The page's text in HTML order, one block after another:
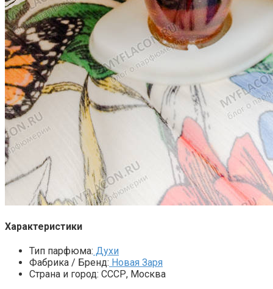
Характеристики
Тип парфюма: Духи
Фабрика / Бренд: Новая Заря
Страна и город: СССР, Москва